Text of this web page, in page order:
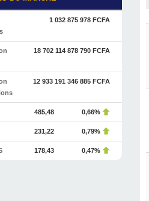
1 032 875 978 FCFA
18 702 114 878 790 FCFA
12 933 191 346 885 FCFA
485,48 0,66%
231,22 0,79%
178,43 0,47%